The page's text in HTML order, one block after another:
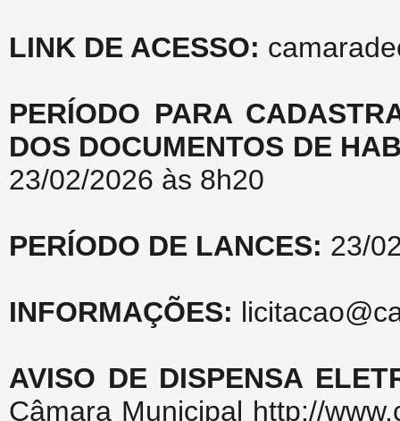
LINK DE ACESSO:
PERÍODO PARA
DOS DOCUMENTOS DE
23/02/2026 às 8h20
PERÍODO DE LANCES: 23/
INFORMAÇÕES:
AVISO DE DISPENSA
Câmara Municipal http://